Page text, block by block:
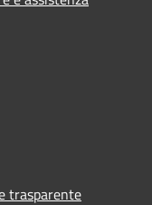
trasparente